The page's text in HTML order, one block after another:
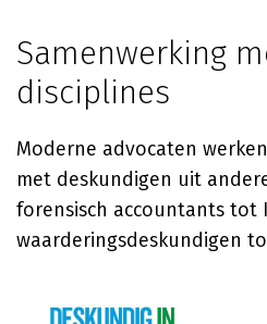
Samenwerking
disciplines
Moderne advocaten
met deskundigen uit
forensisch accountants tot
waarderingsdeskundigen